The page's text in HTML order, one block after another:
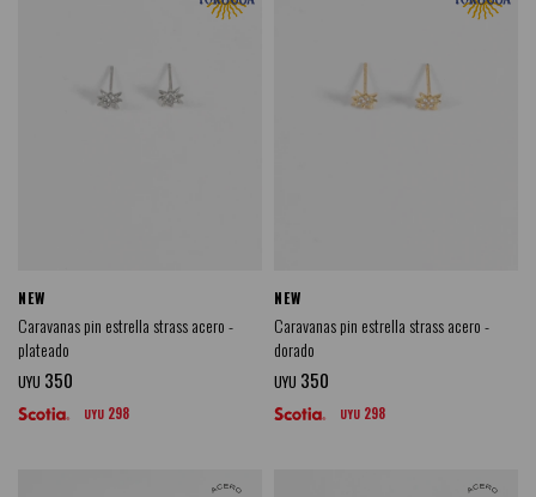
NEW
Caravanas pin estrella strass acero -
plateado
UYU 350
UYU 298
NEW
Caravanas pin estrella strass acero -
dorado
UYU 350
UYU 298